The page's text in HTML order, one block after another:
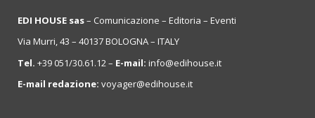
EDI HOUSE sas– Comunicazione – Editoria – Eventi
Via Murri, 43 – 40137 BOLOGNA – ITALY
Tel. +39 051/30.61.12 – E-mail: info@edihouse.it
E-mail redazione: voyager@edihouse.it